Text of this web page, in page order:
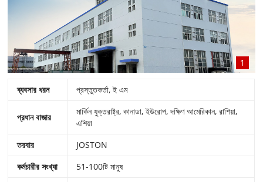
1
ব্যবসার ধরন প্রস্তুতকর্তা, ই এম
প্রধান বাজার
মার্কিন যুক্তরাষ্ট্র, কানাডা, ইউরোপ, দক্ষিণ আমেরিকান, রাশিয়া,
এশিয়া
তরবার
JOSTON
কর্মচারীর সংখ্যা
51-100টি মানুষ